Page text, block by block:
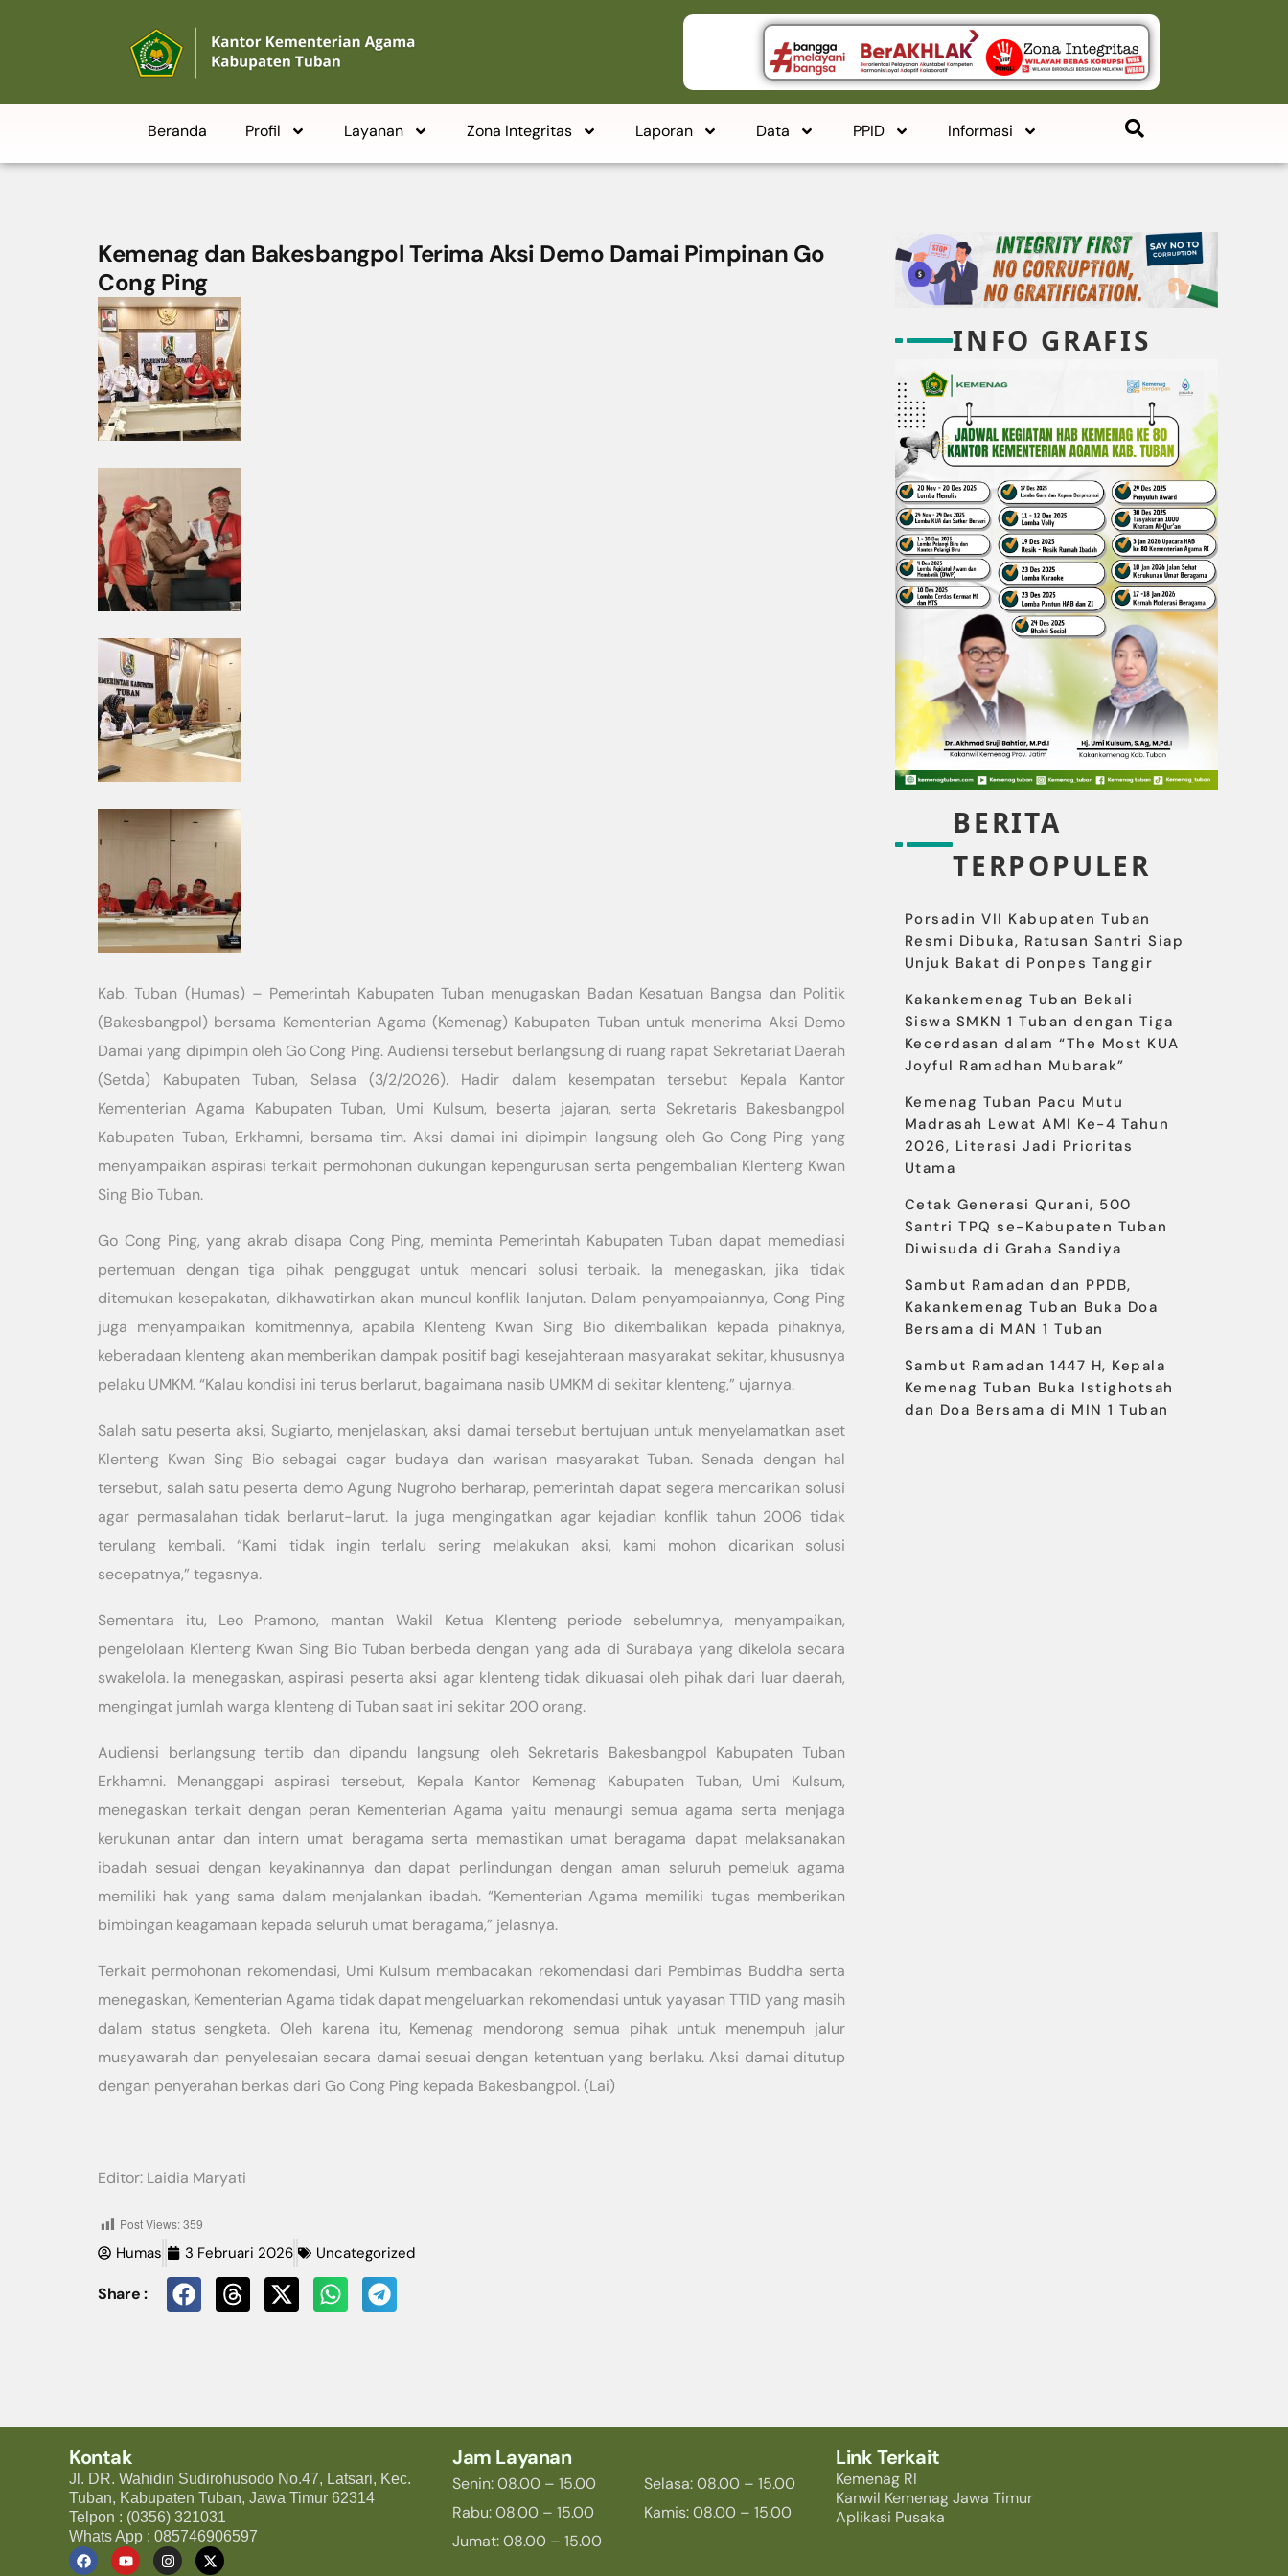
Beranda Profil Layanan Zona Integritas Laporan Data PPID Informasi
Kemenag dan Bakesbangpol Terima Aksi Demo Damai Pimpinan Go
Cong Ping
Kab. Tuban (Humas) – Pemerintah Kabupaten Tuban menugaskan Badan Kesatuan Bangsa dan Politik
(Bakesbangpol) bersama Kementerian Agama (Kemenag) Kabupaten Tuban untuk menerima Aksi Demo
Damai yang dipimpin oleh Go Cong Ping. Audiensi tersebut berlangsung di ruang rapat Sekretariat Daerah
(Setda) Kabupaten Tuban, Selasa (3/2/2026). Hadir dalam kesempatan tersebut Kepala Kantor
Kementerian Agama Kabupaten Tuban, Umi Kulsum, beserta jajaran, serta Sekretaris Bakesbangpol
Kabupaten Tuban, Erkhamni, bersama tim. Aksi damai ini dipimpin langsung oleh Go Cong Ping yang
menyampaikan aspirasi terkait permohonan dukungan kepengurusan serta pengembalian Klenteng Kwan
Sing Bio Tuban.
Go Cong Ping, yang akrab disapa Cong Ping, meminta Pemerintah Kabupaten Tuban dapat memediasi
pertemuan dengan tiga pihak penggugat untuk mencari solusi terbaik. Ia menegaskan, jika tidak
ditemukan kesepakatan, dikhawatirkan akan muncul konflik lanjutan. Dalam penyampaiannya, Cong Ping
juga menyampaikan komitmennya, apabila Klenteng Kwan Sing Bio dikembalikan kepada pihaknya,
keberadaan klenteng akan memberikan dampak positif bagi kesejahteraan masyarakat sekitar, khususnya
pelaku UMKM. “Kalau kondisi ini terus berlarut, bagaimana nasib UMKM di sekitar klenteng,” ujarnya.
Salah satu peserta aksi, Sugiarto, menjelaskan, aksi damai tersebut bertujuan untuk menyelamatkan aset
Klenteng Kwan Sing Bio sebagai cagar budaya dan warisan masyarakat Tuban. Senada dengan hal
tersebut, salah satu peserta demo Agung Nugroho berharap, pemerintah dapat segera mencarikan solusi
agar permasalahan tidak berlarut-larut. Ia juga mengingatkan agar kejadian konflik tahun 2006 tidak
terulang kembali. “Kami tidak ingin terlalu sering melakukan aksi, kami mohon dicarikan solusi
secepatnya,” tegasnya.
Sementara itu, Leo Pramono, mantan Wakil Ketua Klenteng periode sebelumnya, menyampaikan,
pengelolaan Klenteng Kwan Sing Bio Tuban berbeda dengan yang ada di Surabaya yang dikelola secara
swakelola. Ia menegaskan, aspirasi peserta aksi agar klenteng tidak dikuasai oleh pihak dari luar daerah,
mengingat jumlah warga klenteng di Tuban saat ini sekitar 200 orang.
Audiensi berlangsung tertib dan dipandu langsung oleh Sekretaris Bakesbangpol Kabupaten Tuban
Erkhamni. Menanggapi aspirasi tersebut, Kepala Kantor Kemenag Kabupaten Tuban, Umi Kulsum,
menegaskan terkait dengan peran Kementerian Agama yaitu menaungi semua agama serta menjaga
kerukunan antar dan intern umat beragama serta memastikan umat beragama dapat melaksanakan
ibadah sesuai dengan keyakinannya dan dapat perlindungan dengan aman seluruh pemeluk agama
memiliki hak yang sama dalam menjalankan ibadah. “Kementerian Agama memiliki tugas memberikan
bimbingan keagamaan kepada seluruh umat beragama,” jelasnya.
Terkait permohonan rekomendasi, Umi Kulsum membacakan rekomendasi dari Pembimas Buddha serta
menegaskan, Kementerian Agama tidak dapat mengeluarkan rekomendasi untuk yayasan TTID yang masih
dalam status sengketa. Oleh karena itu, Kemenag mendorong semua pihak untuk menempuh jalur
musyawarah dan penyelesaian secara damai sesuai dengan ketentuan yang berlaku. Aksi damai ditutup
dengan penyerahan berkas dari Go Cong Ping kepada Bakesbangpol. (Lai)
Editor: Laidia Maryati
Post Views:359
Humas 3 Februari 2026 Uncategorized
Share :
INFO GRAFIS
BERITA
TERPOPULER
Porsadin VII Kabupaten Tuban
Resmi Dibuka, Ratusan Santri Siap
Unjuk Bakat di Ponpes Tanggir
Kakankemenag Tuban Bekali
Siswa SMKN 1 Tuban dengan Tiga
Kecerdasan dalam “The Most KUA
Joyful Ramadhan Mubarak”
Kemenag Tuban Pacu Mutu
Madrasah Lewat AMI Ke-4 Tahun
2026, Literasi Jadi Prioritas
Utama
Cetak Generasi Qurani, 500
Santri TPQ se-Kabupaten Tuban
Diwisuda di Graha Sandiya
Sambut Ramadan dan PPDB,
Kakankemenag Tuban Buka Doa
Bersama di MAN 1 Tuban
Sambut Ramadan 1447 H, Kepala
Kemenag Tuban Buka Istighotsah
dan Doa Bersama di MIN 1 Tuban
Kontak
Jl. DR. Wahidin Sudirohusodo No.47, Latsari, Kec.
Tuban, Kabupaten Tuban, Jawa Timur 62314
Telpon : (0356) 321031
Whats App : 085746906597
Jam Layanan
Senin: 08.00 – 15.00
Rabu: 08.00 – 15.00
Jumat: 08.00 – 15.00
Selasa: 08.00 – 15.00
Kamis: 08.00 – 15.00
Link Terkait
Kemenag RI
Kanwil Kemenag Jawa Timur
Aplikasi Pusaka